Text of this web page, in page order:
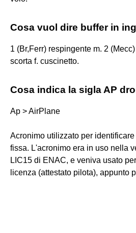
Cosa vuol dire buffer in
1 (Br,Ferr) respingente m. 2
scorta f. cuscinetto.
Cosa indica la sigla AP
Ap > AirPlane
Acronimo utilizzato per
fissa. L'acronimo era in uso nella
LIC15 di ENAC, e veniva usato
licenza (attestato pilota), appunto